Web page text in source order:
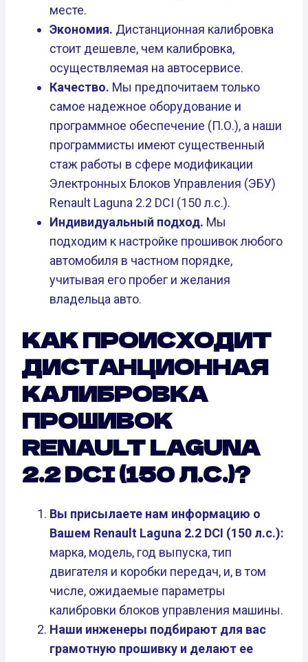
месте.
Экономия. Дистанционная калибровка
стоит дешевле, чем калибровка,
осуществляемая на автосервисе.
Качество. Мы предпочитаем только
самое надежное оборудование и
программное обеспечение (П.О.), а наши
программисты имеют существенный
стаж работы в сфере модификации
Электронных Блоков Управления (ЭБУ)
Renault Laguna 2.2 DCI (150 л.с.).
Индивидуальный подход. Мы
подходим к настройке прошивок любого
автомобиля в частном порядке,
учитывая его пробег и желания
владельца авто.
КАК ПРОИСХОДИТ
ДИСТАНЦИОННАЯ
КАЛИБРОВКА
ПРОШИВОК
RENAULT LAGUNA
2.2 DCI (150 Л.С.)?
Вы присылаете нам информацию о
Вашем Renault Laguna 2.2 DCI (150 л.с.):
марка, модель, год выпуска, тип
двигателя и коробки передач, и, в том
числе, ожидаемые параметры
калибровки блоков управления машины.
Наши инженеры подбирают для вас
грамотную прошивку и делают ее